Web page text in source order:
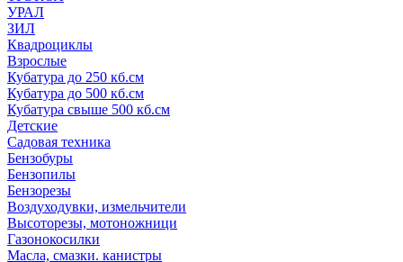
УРАЛ
ЗИЛ
Квадроциклы
Взрослые
Кубатура до 250 кб.см
Кубатура до 500 кб.см
Кубатура свыше 500 кб.см
Детские
Садовая техника
Бензобуры
Бензопилы
Бензорезы
Воздуходувки, измельчители
Высоторезы, мотоножници
Газонокосилки
Масла, смазки. канистры